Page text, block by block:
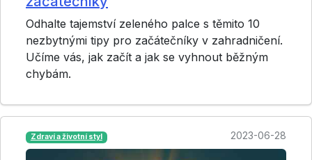
Odhalte tajemství zeleného palce s těmito 10
nezbytnými tipy pro začátečníky v zahradničení.
Učíme vás, jak začít a jak se vyhnout běžným
chybám.
Zdraví a životní styl 2023-06-28